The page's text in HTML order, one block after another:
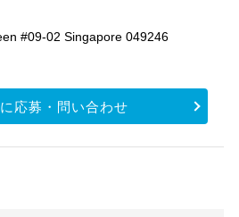
#09-02 Singapore 049246
応募・問い合わせ